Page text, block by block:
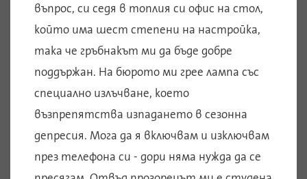
въпрос, си седя в топлия си офис на стол,
който има шест степени на настройка,
така че гръбнакът ми да бъде добре
поддържан. На бюрото ми грее лампа със
специално излъчване, което
възпрепятства изпадането в сезонна
депресия. Мога да я включвам и изключвам
през телефона си - дори няма нужда да се